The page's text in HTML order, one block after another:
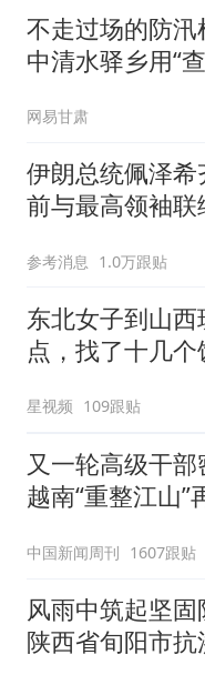
不走过场的防汛
中清水驿乡用“查
网易甘肃
伊朗总统佩泽希
前与最高领袖联
参考消息 1.0万跟贴
东北女子到山西
点，找了十几个
星视频 109跟贴
又一轮高级干
越南“重整江山”
中国新闻周刊 1607跟贴
风雨中筑起坚
陕西省旬阳市抗